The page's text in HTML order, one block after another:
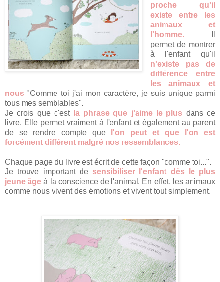
proche qu'il
existe entre les
animaux et
l'homme.
permet de montrer
à l'enfant qu'il
n'existe pas de
différence entre
les animaux et
nous "Comme toi j'ai mon caractère, je suis unique parmi
tous mes semblables".
Je crois que c'est la phrase que j'aime le plus dans ce
livre. Elle permet vraiment à l'enfant et également au parent
de se rendre compte que
l'on peut et que l'on est
forcément différent malgré nos ressemblances.
Chaque page du livre est écrit de cette façon "comme toi...".
Je trouve important de sensibiliser l'enfant dès le plus
jeune âge à la conscience de l'animal. En effet, les animaux
comme nous vivent des émotions et vivent tout simplement.